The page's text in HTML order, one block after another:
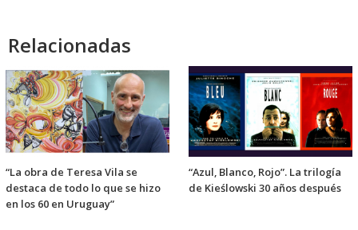
Relacionadas
“La obra de Teresa Vila se
destaca de todo lo que se hizo
en los 60 en Uruguay”
“Azul, Blanco, Rojo”. La trilogía
de Kieślowski 30 años después